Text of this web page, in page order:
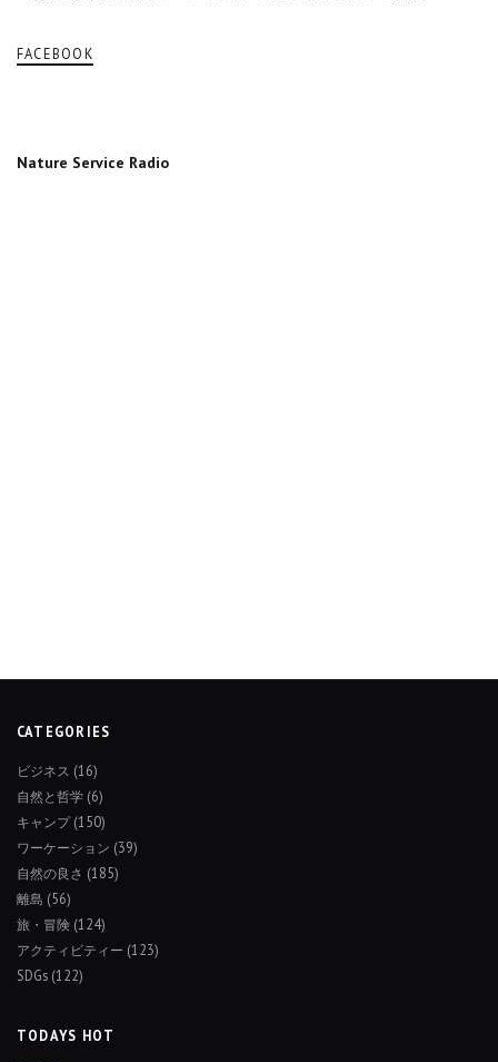
FACEBOOK
Nature Service Radio
CATEGORIES
ビジネス (16)
自然と哲学 (6)
キャンプ(150)
ワーケーション (39)
自然の良さ (185)
離島 (56)
旅・冒険 (124)
アクティビティー (123)
SDGs (122)
TODAYS HOT